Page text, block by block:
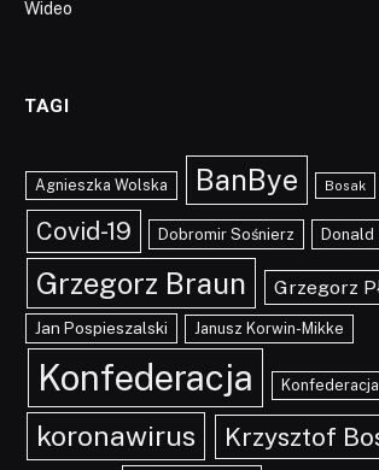
Wideo
TAGI
Agnieszka Wolska BanBye Bosak
Covid-19 Dobromir Sośnierz Donald
Grzegorz Braun Grzegorz
Jan Pospieszalski Janusz Korwin-Mikke
Konfederacja
koronawirus Krzysztof